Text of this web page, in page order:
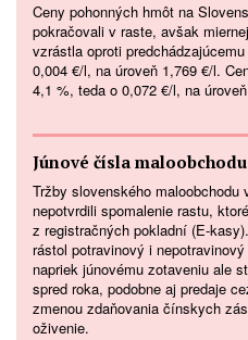
Ceny pohonných hmôt na
pokračovali v raste, avšak
vzrástla oproti
0,004 €/l, na úroveň 1,769 €/l.
4,1 %, teda o 0,072 €/l, na
Júnové čísla
Tržby slovenského maloobchodu
nepotvrdili spomalenie rastu,
z registračných pokladní (E-
rástol potravinový i
napriek júnovému zotaveniu ale
spred roka, podobne aj predaje
zmenou zdaňovania čínskych
oživenie.